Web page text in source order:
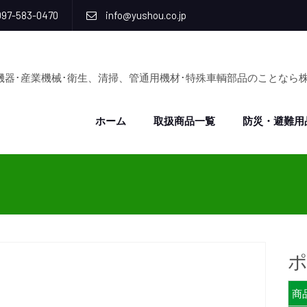
583-0470 info@yushou.co.jp
･産業機械･衛生、清掃、管通用機材･特殊車輌部品のことなら
ホーム 取扱商品一覧 防災・避難用
商